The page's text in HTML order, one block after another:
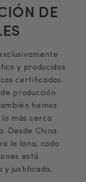
DE
y producidos
certificadas.
producción
hemos
más cerca
Desde China
la lana, cada
está
y justificada.